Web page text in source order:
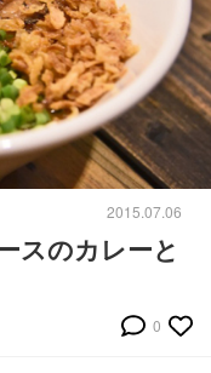
2015.07.06
スのカレーと
0